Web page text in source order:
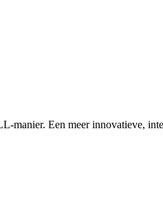
manier. Een meer innovatieve,